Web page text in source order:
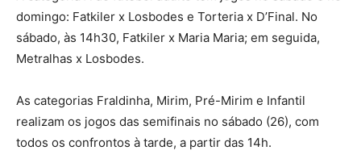
domingo: Fatkiler x Losbodes e Torteria x D’Final. No
sábado, às 14h30, Fatkiler x Maria Maria; em seguida,
Metralhas x Losbodes.
As categorias Fraldinha, Mirim, Pré-Mirim e Infantil
realizam os jogos das semifinais no sábado (26), com
todos os confrontos à tarde, a partir das 14h.